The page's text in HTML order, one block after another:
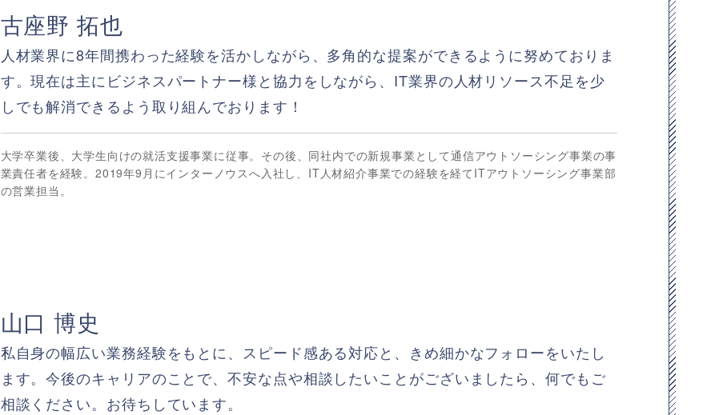
古座野 拓也
人材業界に8年間携わった経験を活かしながら、多角的な提案ができるように努めておりま
す。現在は主にビジネスパートナー様と協力をしながら、IT業界の人材リソース不足を少
しでも解消できるよう取り組んでおります！
大学卒業後、大学生向けの就活支援事業に従事。その後、同社内での新規事業として通信アウトソーシング事業の事
業責任者を経験。2019年9月にインターノウスへ入社し、IT人材紹介事業での経験を経てITアウトソーシング事業部
の営業担当。
山口 博史
私自身の幅広い業務経験をもとに、スピード感ある対応と、きめ細かなフォローをいたし
ます。今後のキャリアのことで、不安な点や相談したいことがございましたら、何でもご
相談ください。お待ちしています。